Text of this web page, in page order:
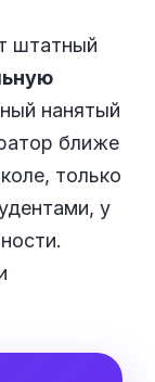
штатный
нанятый
ближе
только
у